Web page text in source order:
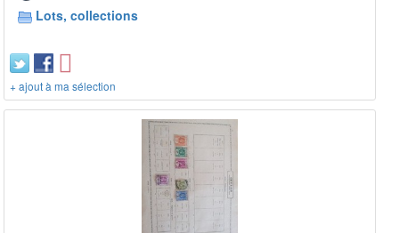
Lots, collections
+ ajout à ma sélection